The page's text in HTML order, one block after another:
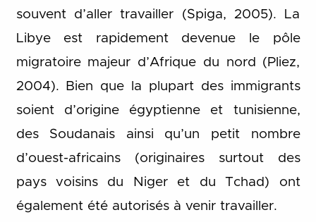
souvent d’aller travailler (Spiga, 2005). La
Libye est rapidement devenue le pôle
migratoire majeur d’Afrique du nord (Pliez,
2004). Bien que la plupart des immigrants
soient d’origine égyptienne et tunisienne,
des Soudanais ainsi qu’un petit nombre
d’ouest-africains (originaires surtout des
pays voisins du Niger et du Tchad) ont
également été autorisés à venir travailler.